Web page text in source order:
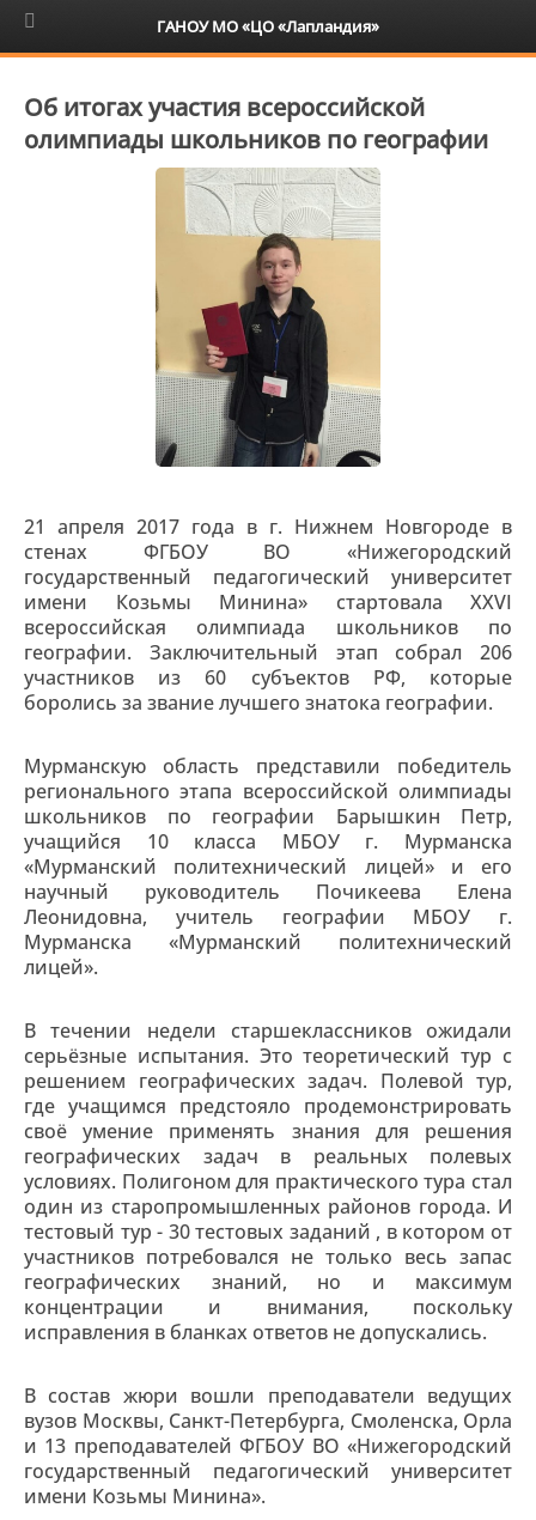
6+
Об итогах участия всероссийской
олимпиады школьников по географии
21 апреля 2017 года в г. Нижнем Новгороде в
стенах ФГБОУ ВО «Нижегородский
государственный педагогический университет
имени Козьмы Минина» стартовала XXVI
всероссийская олимпиада школьников по
географии. Заключительный этап собрал 206
участников из 60 субъектов РФ, которые
боролись за звание лучшего знатока географии.
Мурманскую область представили победитель
регионального этапа всероссийской олимпиады
школьников по географии Барышкин Петр,
учащийся 10 класса МБОУ г. Мурманска
«Мурманский политехнический лицей» и его
научный руководитель Почикеева Елена
Леонидовна, учитель географии МБОУ г.
Мурманска «Мурманский политехнический
лицей».
В течении недели старшеклассников ожидали
серьёзные испытания. Это теоретический тур с
решением географических задач. Полевой тур,
где учащимся предстояло продемонстрировать
своё умение применять знания для решения
географических задач в реальных полевых
условиях. Полигоном для практического тура стал
один из старопромышленных районов города. И
тестовый тур - 30 тестовых заданий , в котором от
участников потребовался не только весь запас
географических знаний, но и максимум
концентрации и внимания, поскольку
исправления в бланках ответов не допускались.
В состав жюри вошли преподаватели ведущих
вузов Москвы, Санкт-Петербурга, Смоленска, Орла
и 13 преподавателей ФГБОУ ВО «Нижегородский
государственный педагогический университет
имени Козьмы Минина».
ГАНОУ МО «ЦО «Лапландия»